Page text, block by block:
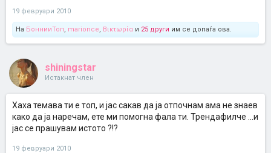
19 февруари 2010
На БоннииТоп, marionce, Βικτωρία и 25 други им се допаѓа ова.
shiningstar
Истакнат член
Хаха темава ти е топ, и јас сакав да ја отпочнам ама не знаев
како да ја наречам, ете ми помогна фала ти. Трендафилче ...и
јас се прашувам истото ?!?
19 февруари 2010